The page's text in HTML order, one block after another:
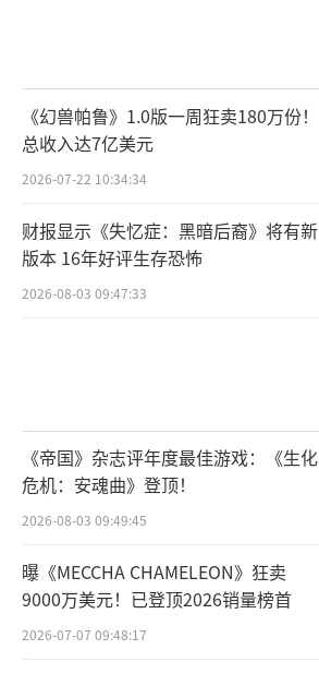
《幻兽帕鲁》1.0版一周狂卖180万份！
总收入达7亿美元
2026-07-22 10:34:34
财报显示《失忆症：黑暗后裔》将有新
版本 16年好评生存恐怖
2026-08-03 09:47:33
《帝国》杂志评年度最佳游戏：《生化
危机：安魂曲》登顶！
2026-08-03 09:49:45
曝《MECCHA CHAMELEON》狂卖
9000万美元！已登顶2026销量榜首
2026-07-07 09:48:17